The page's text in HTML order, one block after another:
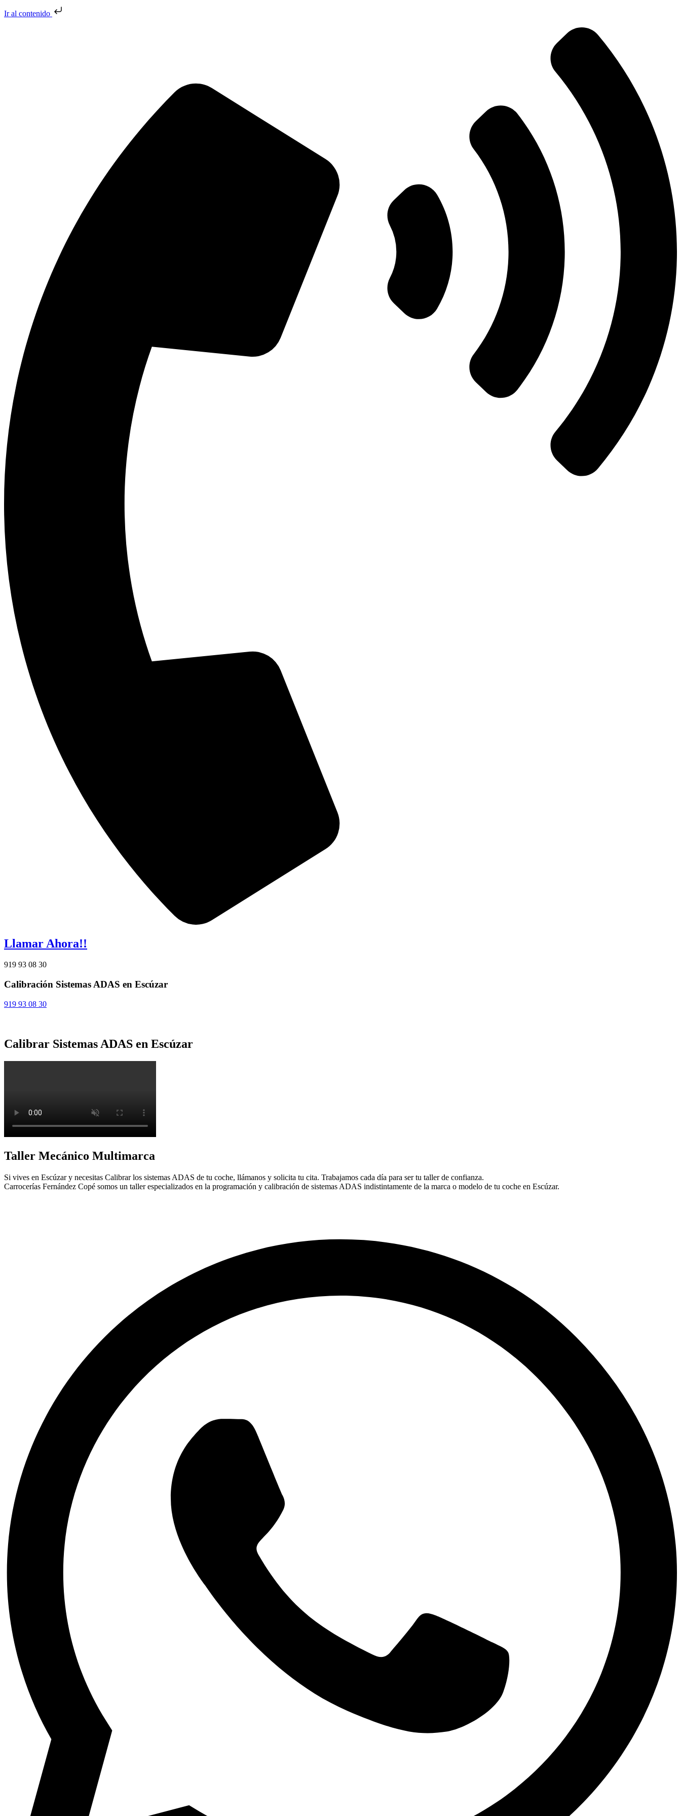
Ir al contenido
Llamar Ahora!!
919 93 08 30
Calibración Sistemas ADAS en Escúzar
919 93 08 30
Calibrar Sistemas ADAS en Escúzar
Taller Mecánico Multimarca
Si vives en Escúzar y necesitas Calibrar los sistemas ADAS de tu coche, llámanos y solicita tu cita. Trabajamos cada día para ser tu taller de confianza.
Carrocerías Fernández Copé somos un taller especializados en la programación y calibración de sistemas ADAS indistintamente de la marca o modelo de tu coche en Escúzar.